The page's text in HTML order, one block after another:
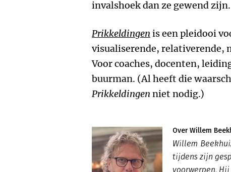
invalshoek dan ze gewend zijn.
Prikkeldingen is een pleidooi
visualiserende, relativerende,
Voor coaches, docenten,
buurman. (Al heeft die
Prikkeldingen niet nodig.)
Over Willem
Willem
tijdens zijn
voorwerpen.